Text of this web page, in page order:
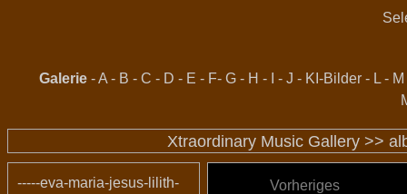
Galerie -A - B - C - D - E - F- G - H - - J - KI-Bilder - L - M
Xtraordinary Music Gallery >>
-----eva-maria-jesus-lilith-
Vorheriges